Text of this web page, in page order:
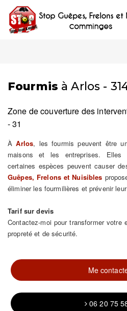
Fourmis à Arlos -
Zone de couverture des
- 31
ÀArlos, les fourmis peuvent être
maisons et les entreprises. Elles
certaines espèces peuvent causer
Guêpes, Frelons et Nuisibles
éliminer les fourmilières et prévenir
Tarif sur devis
Contactez-moi pour transformer votre
propreté et de sécurité.
Me
06 20 75